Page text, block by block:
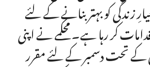
زندگی کو بہتر بنانے کے لئے
کر رہا ہے۔ محکمے نے اپنی
تحت دسمبر کے لئے مقرر